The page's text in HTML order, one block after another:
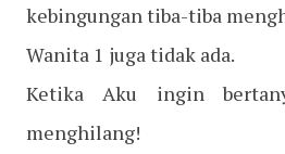
kebingungan tiba-tiba
Wanita 1 juga tidak ada.
Ketika Aku ingin
menghilang!